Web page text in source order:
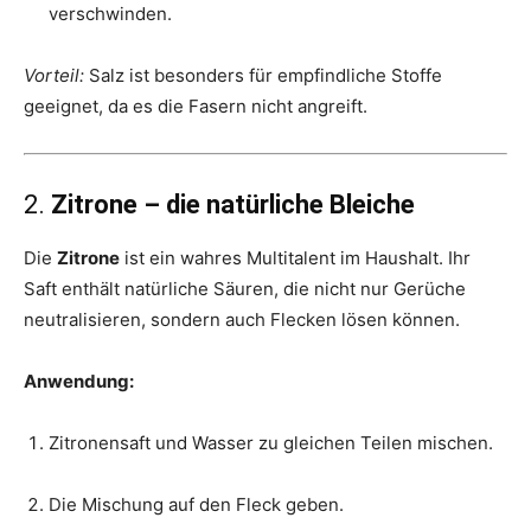
verschwinden.
Vorteil: Salz ist besonders für empfindliche Stoffe
geeignet, da es die Fasern nicht angreift.
2. Zitrone – die natürliche Bleiche
Die Zitrone ist ein wahres Multitalent im Haushalt. Ihr
Saft enthält natürliche Säuren, die nicht nur Gerüche
neutralisieren, sondern auch Flecken lösen können.
Anwendung:
Zitronensaft und Wasser zu gleichen Teilen mischen.
Die Mischung auf den Fleck geben.